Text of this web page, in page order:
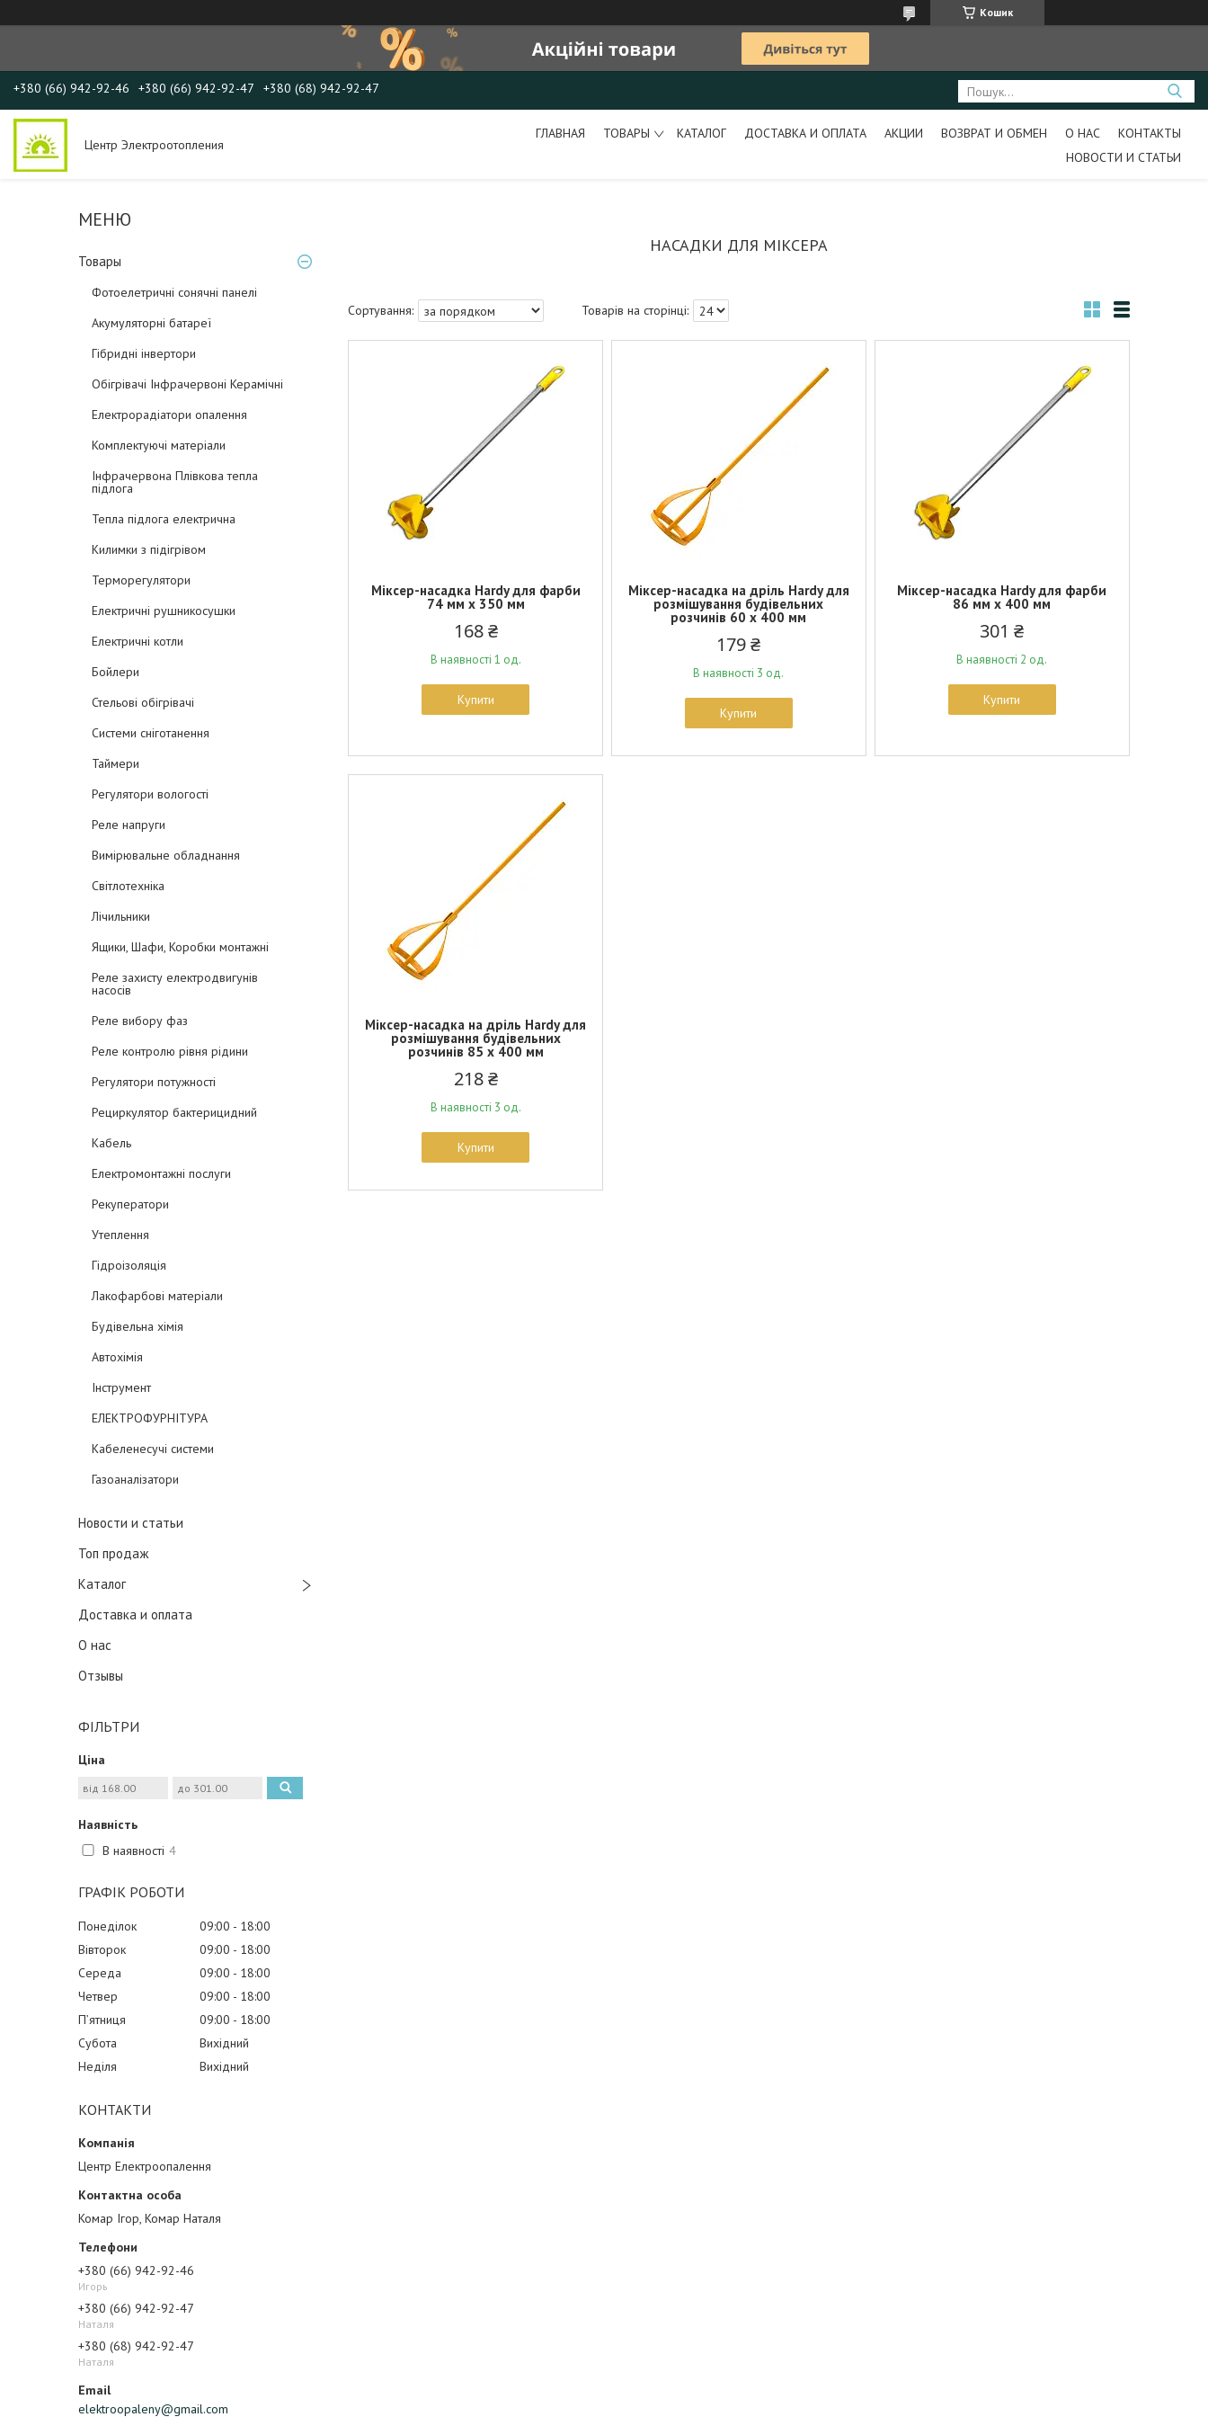
Кошик
+380 (66) 942-92-46 +380 (66) 942-92-47 +380 (68) 942-92-47
Центр Электроотопления
ГЛАВНАЯ ТОВАРЫ КАТАЛОГ ДОСТАВКА И ОПЛАТА АКЦИИ ВОЗВРАТ И ОБМЕН О НАС
КОНТАКТЫ
НОВОСТИ И СТАТЬИ
Товары
Фотоелетричні cонячні панелі
Акумуляторні батареї
Гібридні інвертори
Обігрівачі Інфрачервоні Керамічні
Електрорадіатори опалення
Комплектуючі матеріали
Інфрачервона Плівкова тепла
підлога
Тепла підлога електрична
Килимки з підігрівом
Терморегулятори
Електричні рушникосушки
Електричні котли
Бойлери
Стельові обігрівачі
Системи сніготанення
Таймери
Регулятори вологості
Реле напруги
Вимірювальне обладнання
Світлотехніка
Лічильники
Ящики, Шафи, Коробки монтажні
Реле захисту електродвигунів
насосів
Реле вибору фаз
Реле контролю рівня рідини
Регулятори потужності
Рециркулятор бактерицидний
Кабель
Електромонтажні послуги
Рекуператори
Утеплення
Гідроізоляція
Лакофарбові матеріали
Будівельна хімія
Автохімія
Інструмент
ЕЛЕКТРОФУРНІТУРА
Кабеленесучі системи
Газоаналізатори
Новости и статьи
Топ продаж
Каталог
Доставка и оплата
О нас
Отзывы
ФІЛЬТРИ
Ціна
Наявність
В наявності 4
ГРАФІК РОБОТИ
Понеділок 09:00
18:00
Вівторок
09:00
18:00
Середа
09:00
18:00
Четвер
09:00
18:00
Пʼятниця
09:00
18:00
Субота
Вихідний
Неділя
Вихідний
КОНТАКТИ
Центр Електроопалення
Комар Ігор, Комар Наталя
+380 (66) 942-92-46
Игорь
+380 (66) 942-92-47
Наталя
+380 (68) 942-92-47
Наталя
elektroopaleny@gmail.com
НАСАДКИ ДЛЯ МІКСЕРА
Міксер-насадка Hardy для фарби
74 мм х 350 мм
168 ₴
В наявності 1 од.
Купити
Міксер-насадка на дріль Hardy для
розмішування будівельних
розчинів 60 х 400 мм
179 ₴
В наявності 3 од.
Купити
Міксер-насадка Hardy для фарби
86 мм х 400 мм
301 ₴
В наявності 2 од.
Купити
Міксер-насадка на дріль Hardy для
розмішування будівельних
розчинів 85 х 400 мм
218 ₴
В наявності 3 од.
Купити